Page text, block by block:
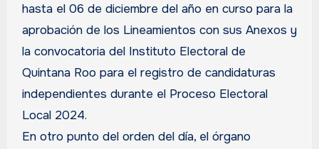
hasta el 06 de diciembre del año en curso para la
aprobación de los Lineamientos con sus Anexos y
la convocatoria del Instituto Electoral de
Quintana Roo para el registro de candidaturas
independientes durante el Proceso Electoral
Local 2024.
En otro punto del orden del día, el órgano